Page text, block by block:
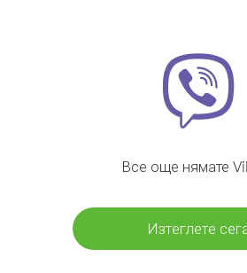
Все още нямате
Изтеглете